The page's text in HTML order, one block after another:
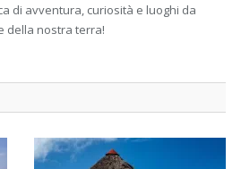
di avventura, curiosità e luoghi da
della nostra terra!